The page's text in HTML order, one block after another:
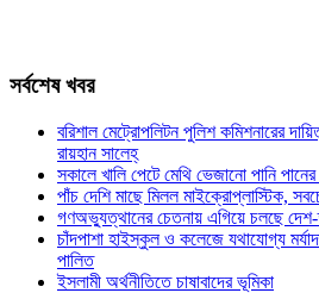
সর্বশেষ খবর
বরিশাল মেট্রোপলিটন পুলিশ কমিশনারের
রায়হান সালেহ্
সকালে খালি পেটে মেথি ভেজানো পানি
পাঁচ দেশি মাছে মিলল মাইক্রোপ্লাস্টিক,
গণঅভ্যুত্থানের চেতনায় এগিয়ে চলছে দেশ-
চাঁদপাশা হাইস্কুল ও কলেজে যথাযোগ্য
পালিত
ইসলামী অর্থনীতিতে চাষাবাদের ভূমিকা